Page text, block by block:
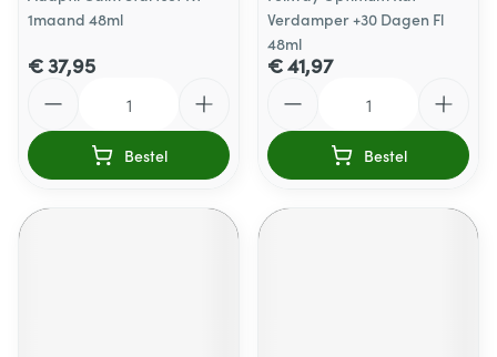
1maand 48ml
€ 37,95
Bestel
Verdamper +30 Dagen Fl
48ml
€ 41,97
Bestel